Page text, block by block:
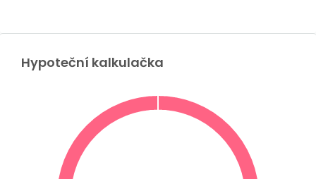
Hypoteční kalkulačka